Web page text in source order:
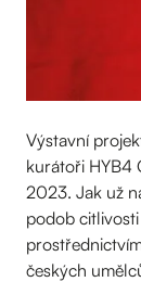
Výstavní
kurátoři HYB4
2023. Jak už
podob
českých